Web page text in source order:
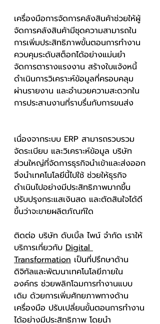
เครื่องมือการจัดการคลังสินค้าช่วยให้ผู้
จัดการคลังสินค้ามีชุดความสามารถใน
การเพิ่มประสิทธิภาพขั้นตอนการทำงาน
ควบคุมระดับสต็อกได้อย่างแม่นยำ
จัดการตารางแรงงาน สร้างใบแจ้งหนี้
ดำเนินการวิเคราะห์ข้อมูลที่ครอบคลุม
ผ่านรายงาน และอำนวยความสะดวกใน
การประสานงานที่ราบรื่นกับการขนส่ง
เนื่องจากระบบ ERP สามารถรวบรวม
จัดระเบียบ และวิเคราะห์ข้อมูล บริษัท
ส่วนใหญ่ที่จัดการธุรกิจนำเข้าและส่งออก
จึงนำเทคโนโลยีนี้ไปใช้ ช่วยให้ธุรกิจ
ดำเนินไปอย่างมีประสิทธิภาพมากขึ้น
ปรับปรุงกระแสเงินสด และตัดสินใจได้ดี
ขึ้นว่าจะขายผลิตภัณฑ์ใด
ติดต่อ บริษัท ดับเบิ้ล ไพน์ จำกัด เราให้
บริการเกี่ยวกับ Digital
Transformation เป็นที่ปรึกษาด้าน
ดิจิทัลและพัฒนาเทคโนโลยีภายใน
องค์กร ช่วยพลิกโฉมการทำงานแบบ
เดิม ด้วยการเพิ่มศักยภาพทางด้าน
เครื่องมือ ปรับเปลี่ยนขั้นตอนการทำงาน
ได้อย่างมีประสิทธิภาพ โดยนำ